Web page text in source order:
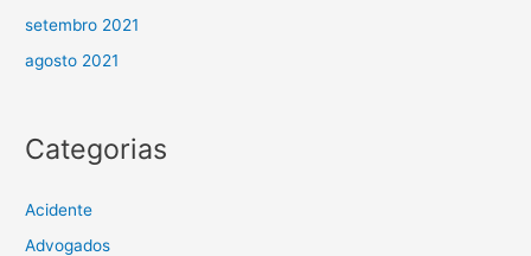
setembro 2021
agosto 2021
Categorias
Acidente
Advogados